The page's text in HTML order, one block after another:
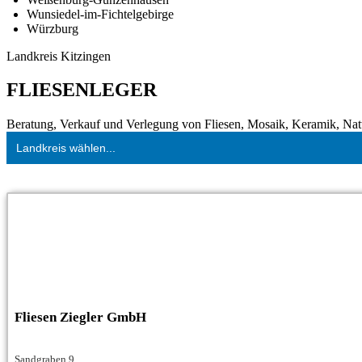
Wunsiedel-im-Fichtelgebirge
Würzburg
Landkreis Kitzingen
FLIESENLEGER
Beratung, Verkauf und Verlegung von Fliesen, Mosaik, Keramik,
Landkreis wählen...
Fliesen Ziegler GmbH
Sandgraben 9